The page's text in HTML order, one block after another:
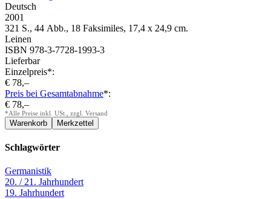
Deutsch
2001
321 S., 44 Abb., 18 Faksimiles, 17,4 x 24,9 cm.
Leinen
ISBN 978-3-7728-1993-3
Lieferbar
Einzelpreis*:
€ 78,–
Preis bei Gesamtabnahme*:
€ 78,–
*Alle Preise inkl. USt., zzgl. Versand
Schlagwörter
Germanistik
20. / 21. Jahrhundert
19. Jahrhundert